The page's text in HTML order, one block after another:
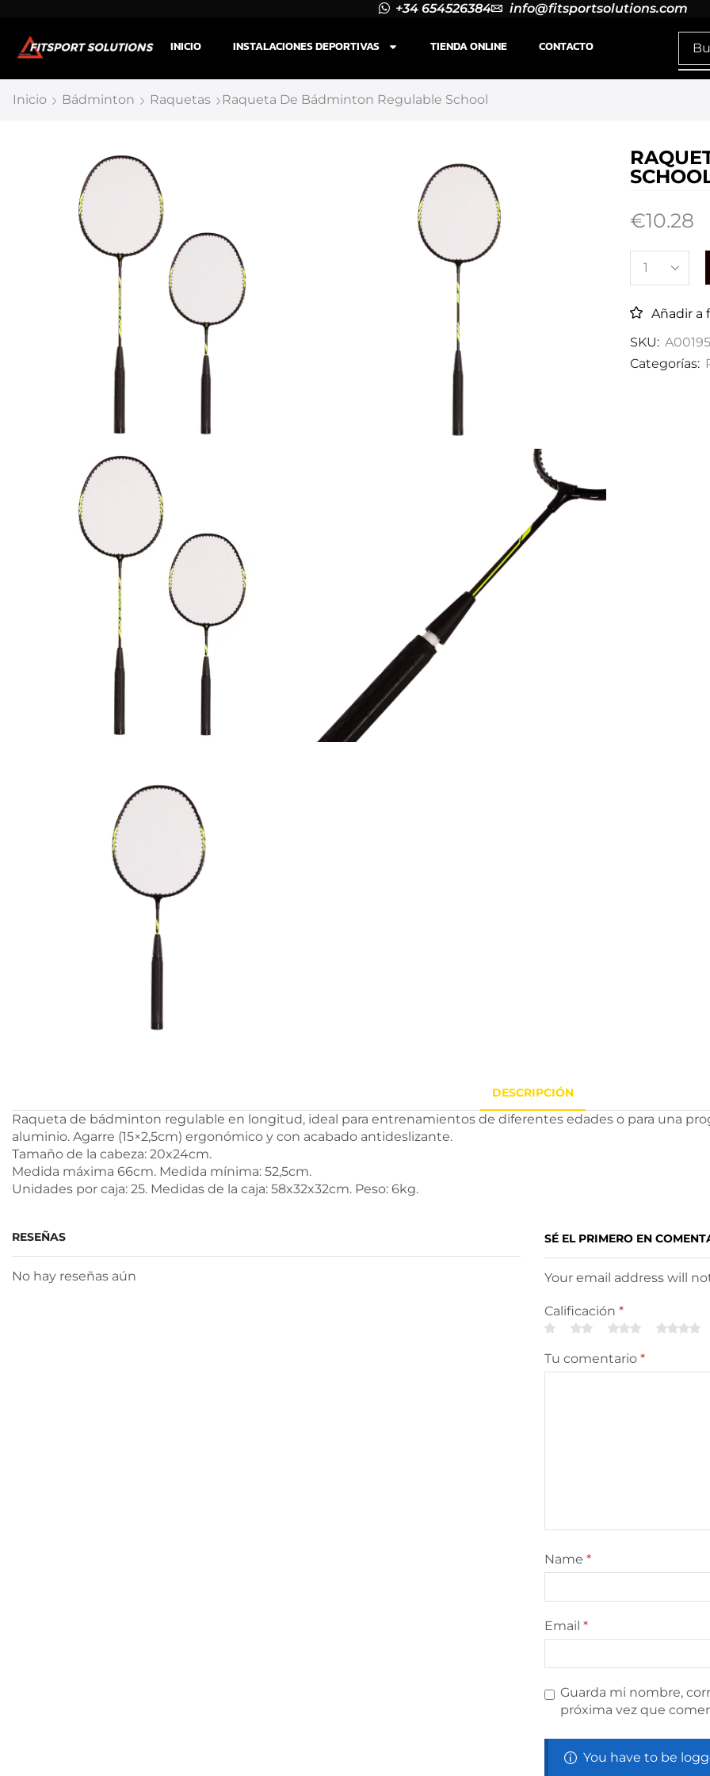
+34 654526384 info@fitsportsolutions.com
INICIO INSTALACIONES DEPORTIVAS TIENDA ONLINE CONTACTO
Inicio Bádminton Raquetas Raqueta De Bádminton Regulable School
€10.28
Añadir a
SKU:
Categorías:
DESCRIPCIÓN
Raqueta de bádminton regulable en longitud, ideal para entrenamientos de diferentes edades o para una
aluminio. Agarre (15×2,5cm) ergonómico y con acabado antideslizante.
Tamaño de la cabeza: 20x24cm.
Medida máxima 66cm. Medida mínima: 52,5cm.
Unidades por caja: 25. Medidas de la caja: 58x32x32cm. Peso: 6kg.
RESEÑAS
No hay reseñas aún
SÉ EL PRIMERO EN
Your email address will
Calificación *
Tu comentario *
Name *
Email *
Guarda mi nombre,
próxima vez que
You have to be